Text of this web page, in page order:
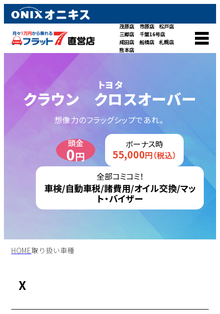
茂原店 市原店
松戸店
三郷店
千葉16号店
成田店
船橋店
札幌店
熊本店
トヨタ
クラウン クロスオーバー
想像力のフラッグシップであれ。
頭金
0円
ボーナス時
55,000円（税込）
全部コミコミ！
車検/自動車税/諸費用/オイル交換/マッ
ト・バイザー
HOME取り扱い車種
X